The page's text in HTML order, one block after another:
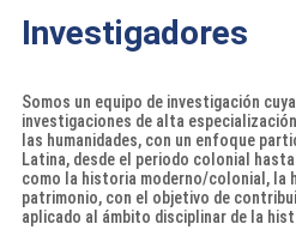
Investigadores
Somos un equipo de investigación
investigaciones de alta
las humanidades, con un enfoque
Latina, desde el periodo colonial
como la historia moderno/colonial, la
patrimonio, con el objetivo de
aplicado al ámbito disciplinar de la